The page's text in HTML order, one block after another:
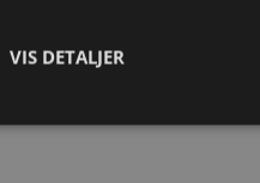
af pøller og urin i
VIS DETALJER